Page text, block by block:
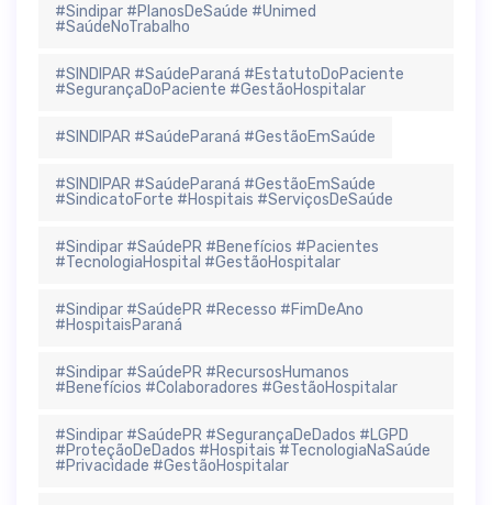
#Sindipar #PlanosDeSaúde #Unimed
#SaúdeNoTrabalho
#SINDIPAR #SaúdeParaná #EstatutoDoPaciente
#SegurançaDoPaciente #GestãoHospitalar
#SINDIPAR #SaúdeParaná #GestãoEmSaúde
#SINDIPAR #SaúdeParaná #GestãoEmSaúde
#SindicatoForte #Hospitais #ServiçosDeSaúde
#Sindipar #SaúdePR #Benefícios #Pacientes
#TecnologiaHospital #GestãoHospitalar
#Sindipar #SaúdePR #Recesso #FimDeAno
#HospitaisParaná
#Sindipar #SaúdePR #RecursosHumanos
#Benefícios #Colaboradores #GestãoHospitalar
#Sindipar #SaúdePR #SegurançaDeDados #LGPD
#ProteçãoDeDados #Hospitais #TecnologiaNaSaúde
#Privacidade #GestãoHospitalar